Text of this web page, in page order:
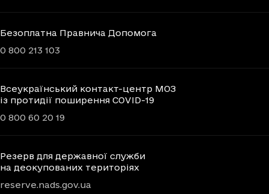
Безоплатна Правнича Допомога
0 800 213 103
Всеукраїнський контакт-центр МОЗ
із протидії поширення COVID-19
0 800 60 20 19
Резерв для державної служби
на деокупованих територіях
reserve.nads.gov.ua